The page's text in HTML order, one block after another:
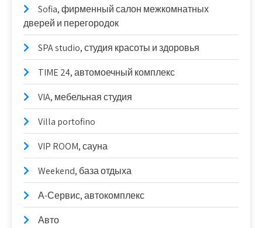
Sofia, фирменный салон межкомнатных
дверей и перегородок
SPA studio, студия красоты и здоровья
TIME 24, автомоечный комплекс
VIA, мебельная студия
Villa portofino
VIP ROOM, сауна
Weekend, база отдыха
А-Сервис, автокомплекс
Авто